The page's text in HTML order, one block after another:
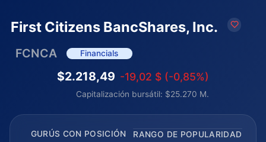
First Citizens BancShares, Inc.
FCNCA Financials
$2.218,49 -19,02 $ (-0,85%)
Capitalización bursátil: $25.270 M.
GURÚS CON POSICIÓN RANGO DE POPULARIDAD